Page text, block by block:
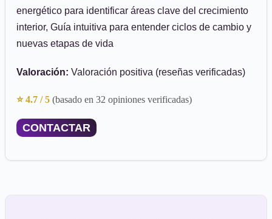
energético para identificar áreas clave del crecimiento
interior, Guía intuitiva para entender ciclos de cambio y
nuevas etapas de vida
Valoración: Valoración positiva (reseñas verificadas)
⭐ 4.7 / 5 (basado en 32 opiniones verificadas)
CONTACTAR